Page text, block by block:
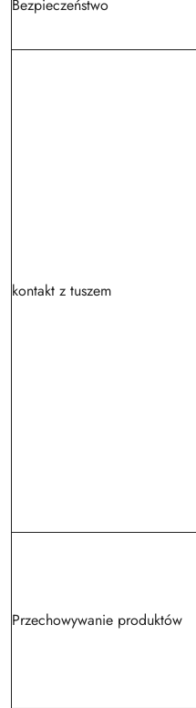
Bezpieczeństwo
kontakt z tuszem
Przechowywanie produktów